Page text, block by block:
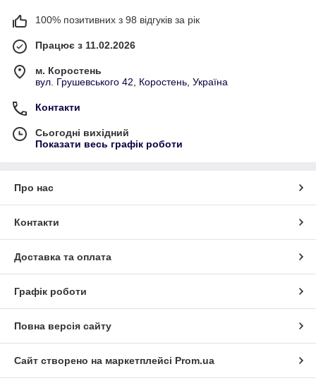
100% позитивних з 98 відгуків за рік
Працює з 11.02.2026
м. Коростень
вул. Грушевського 42, Коростень, Україна
Контакти
Сьогодні вихідний
Показати весь графік роботи
Про нас
Контакти
Доставка та оплата
Графік роботи
Повна версія сайту
Сайт створено на маркетплейсі Prom.ua